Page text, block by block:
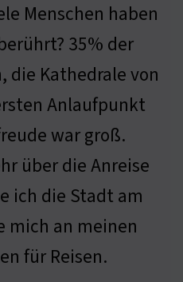
Menschen haben
35% der
die Kathedrale von
Anlaufpunkt
war groß.
über die Anreise
ich die Stadt am
mich an meinen
für Reisen.